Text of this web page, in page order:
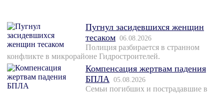
Пугнул засидевшихся женщин
тесаком 06.08.2026
Полиция разбирается в странном
конфликте в микрорайоне Гидростроителей.
Компенсация жертвам падения
БПЛА 05.08.2026
Семьи погибших и пострадавшие в